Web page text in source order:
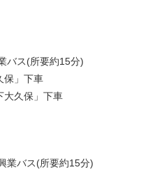
バス(所要約15分)
保」下車
大久保」下車
業バス(所要約15分)